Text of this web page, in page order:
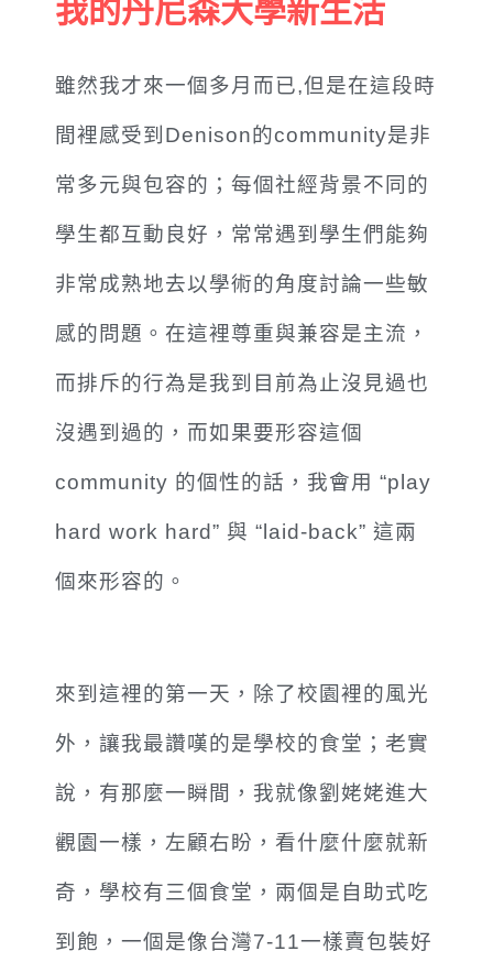
我的丹尼森大學新生活
雖然我才來一個多月而已,但是在這段時
間裡感受到Denison的community是非
常多元與包容的；每個社經背景不同的
學生都互動良好，常常遇到學生們能夠
非常成熟地去以學術的角度討論一些敏
感的問題。 在這裡尊重與兼容是主流，
而排斥的行為是我到目前為止沒見過也
沒遇到過的，而如果要形容這個
community 的個性的話，我會用 “play
hard work hard” 與 “laid-back” 這兩
個來形容的。
來到這裡的第一天，除了校園裡的風光
外，讓我最讚嘆的是學校的食堂；老實
說，有那麼一瞬間，我就像劉姥姥進大
觀園一樣 ， 左顧右盼，看什麼什麼就新
奇 ， 學校有三個食堂，兩個是自助式吃
到飽，一個是像台灣7-11一樣賣包裝好